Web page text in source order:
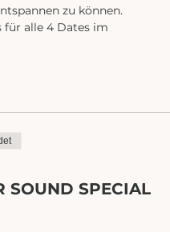
zu können.
für alle 4 Dates im
SOUND SPECIAL